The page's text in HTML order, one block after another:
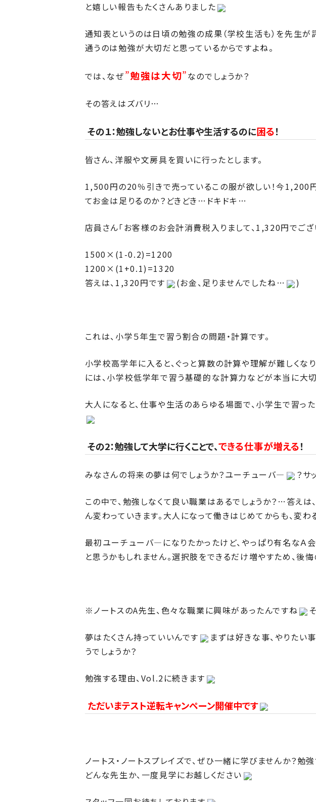
と嬉しい報告もたくさんありました
通知表というのは日頃の勉強の成果（学校生活も）を先生が
通うのは勉強が大切だと思っているからですよね。
では、なぜ”勉強は大切”なのでしょうか？
その答えはズバリ…
その１：勉強しないとお仕事や生活するのに困る！
皆さん、洋服や文房具を買いに行ったとします。
1,500円の20％引きで売っているこの服が欲しい！今1,200
てお金は足りるのか？どきどき…ドキドキ…
店員さん「お客様のお会計消費税入りまして、1,320円でござ
1500×(1-0.2)=1200
1200×(1+0.1)=1320
答えは、1,320円です
(お金、足りませんでしたね… )
これは、小学５年生で習う割合の問題・計算です。
小学校高学年に入ると、ぐっと算数の計算や理解が難しくな
には、小学校低学年で習う基礎的な計算力などが本当に大切
大人になると、仕事や生活のあらゆる場面で、小学生で習っ
その2：勉強して大学に行くことで、できる仕事が増える！
みなさんの将来の夢は何でしょうか？ユーチューバ― ？サ
この中で、勉強しなくて良い職業はあるでしょうか？…答えは
ん変わっていきます。大人になって働きはじめてからも、変わ
最初ユーチューバ―になりたかったけど、やっぱり有名なＡ
と思うかもしれません。選択肢をできるだけ増やすため、後
※ノートスのA先生、色々な職業に興味があったんですね
夢はたくさん持っていいんです
まずは好きな事、やりたい
うでしょうか？
勉強する理由、Vol.2に続きます
ただいまテスト逆転キャンペーン開催中です
ノートス・ノートスプレイズで、ぜひ一緒に学びませんか？
どんな先生か、一度見学にお越しください